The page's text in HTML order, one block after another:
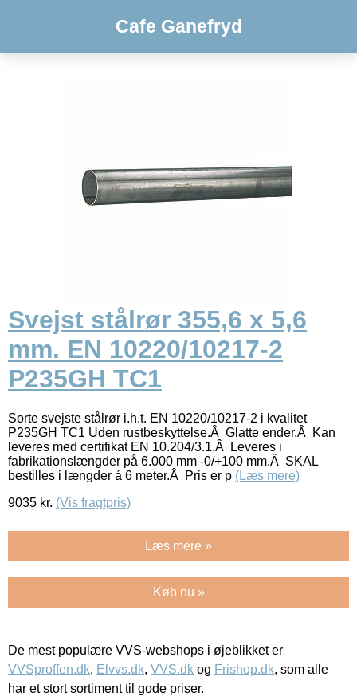
Cafe Ganefryd
Svejst stålrør 355,6 x 5,6
mm. EN 10220/10217-2
P235GH TC1
Sorte svejste stålrør i.h.t. EN 10220/10217-2 i kvalitet
P235GH TC1 Uden rustbeskyttelse.Â Glatte ender.Â Kan
leveres med certifikat EN 10.204/3.1.Â Leveres i
fabrikationslængder på 6.000 mm -0/+100 mm.Â SKAL
bestilles i længder á 6 meter.Â Pris er p (Læs mere)
9035 kr. (Vis fragtpris)
Læs mere »
Køb nu »
De mest populære VVS-webshops i øjeblikket er
VVSproffen.dk, Elvvs.dk, VVS.dk og Frishop.dk, som alle
har et stort sortiment til gode priser.